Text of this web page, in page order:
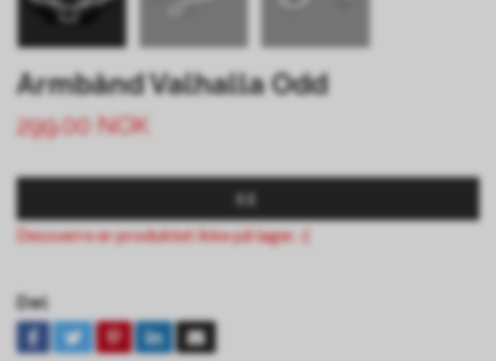
Armbånd Valhalla Odd
299.00 NOK
Dessverre er produktet ikke på lager. :(
Del